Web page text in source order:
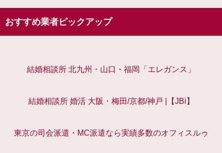
おすすめ業者ピックアップ
結婚相談所 北九州・山口・福岡「エレガンス」
結婚相談所 婚活 大阪・梅田/京都/神戸 |【JBi】
東京の司会派遣・MC派遣なら実績多数のオフィスルゥ